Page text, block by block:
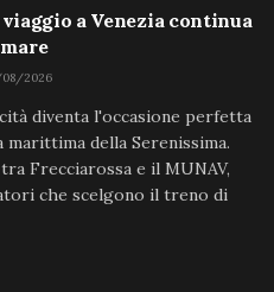
a Venezia continua
2026
diventa l'occasione perfetta
della Serenissima.
Frecciarossa e il MUNAV,
che scelgono il treno di